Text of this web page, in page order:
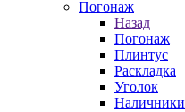
Погонаж
Назад
Погонаж
Плинтус
Раскладка
Уголок
Наличники